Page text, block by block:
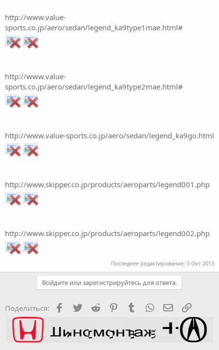
http://www.value-
sports.co.jp/aero/sedan/legend_ka9type1mae.html#
http://www.value-
sports.co.jp/aero/sedan/legend_ka9type2mae.html#
http://www.value-sports.co.jp/aero/sedan/legend_ka9go.html
http://www.skipper.co.jp/products/aeroparts/legend001.php
http://www.skipper.co.jp/products/aeroparts/legend002.php
Последнее редактирование: 3 Окт 2013
Войдите или зарегистрируйтесь для ответа.
Поделиться: Facebook
TwitterReddit PinterestTumblr WhatsApp Ссылка